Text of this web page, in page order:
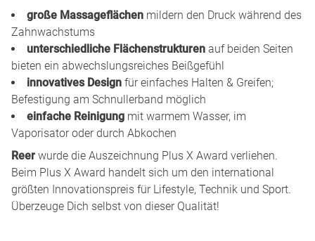
große Massageflächen mildern den Druck während des
Zahnwachstums
unterschiedliche Flächenstrukturen auf beiden Seiten
bieten ein abwechslungsreiches Beißgefühl
innovatives Design für einfaches Halten & Greifen;
Befestigung am Schnullerband möglich
einfache Reinigung mit warmem Wasser, im
Vaporisator oder durch Abkochen
Reer wurde die Auszeichnung Plus X Award verliehen.
Beim Plus X Award handelt sich um den international
größten Innovationspreis für Lifestyle, Technik und Sport.
Überzeuge Dich selbst von dieser Qualität!